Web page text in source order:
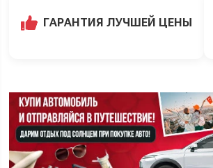
ГАРАНТИЯ ЛУЧШЕЙ ЦЕНЫ